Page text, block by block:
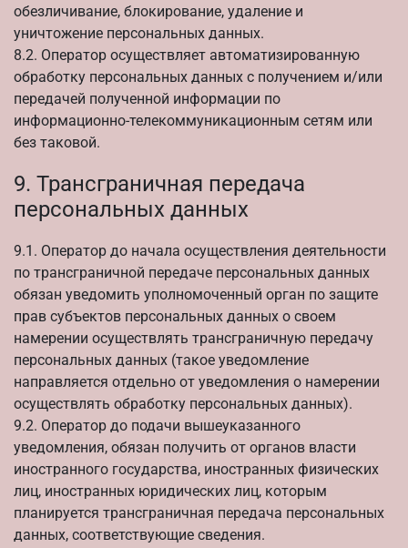
обезличивание, блокирование, удаление и
уничтожение персональных данных.
8.2. Оператор осуществляет автоматизированную
обработку персональных данных с получением и/или
передачей полученной информации по
информационно-телекоммуникационным сетям или
без таковой.
9. Трансграничная передача
персональных данных
9.1. Оператор до начала осуществления деятельности
по трансграничной передаче персональных данных
обязан уведомить уполномоченный орган по защите
прав субъектов персональных данных о своем
намерении осуществлять трансграничную передачу
персональных данных (такое уведомление
направляется отдельно от уведомления о намерении
осуществлять обработку персональных данных).
9.2. Оператор до подачи вышеуказанного
уведомления, обязан получить от органов власти
иностранного государства, иностранных физических
лиц, иностранных юридических лиц, которым
планируется трансграничная передача персональных
данных, соответствующие сведения.